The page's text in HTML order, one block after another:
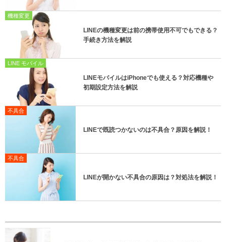
機種変更
LINEの機種変更は前の携帯使用不可でもできる？
手続き方法を解説
LINE モバイル
LINEモバイルはiPhoneでも使える？対応機種や
初期設定方法を解説
不具合
LINEで既読つかないのは不具合？原因を解説！
不具合
LINEが開かない不具合の原因は？対処法を解説！